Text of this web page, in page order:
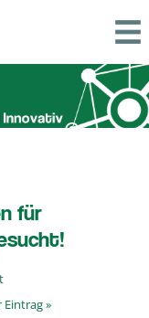
für
Eintrag »